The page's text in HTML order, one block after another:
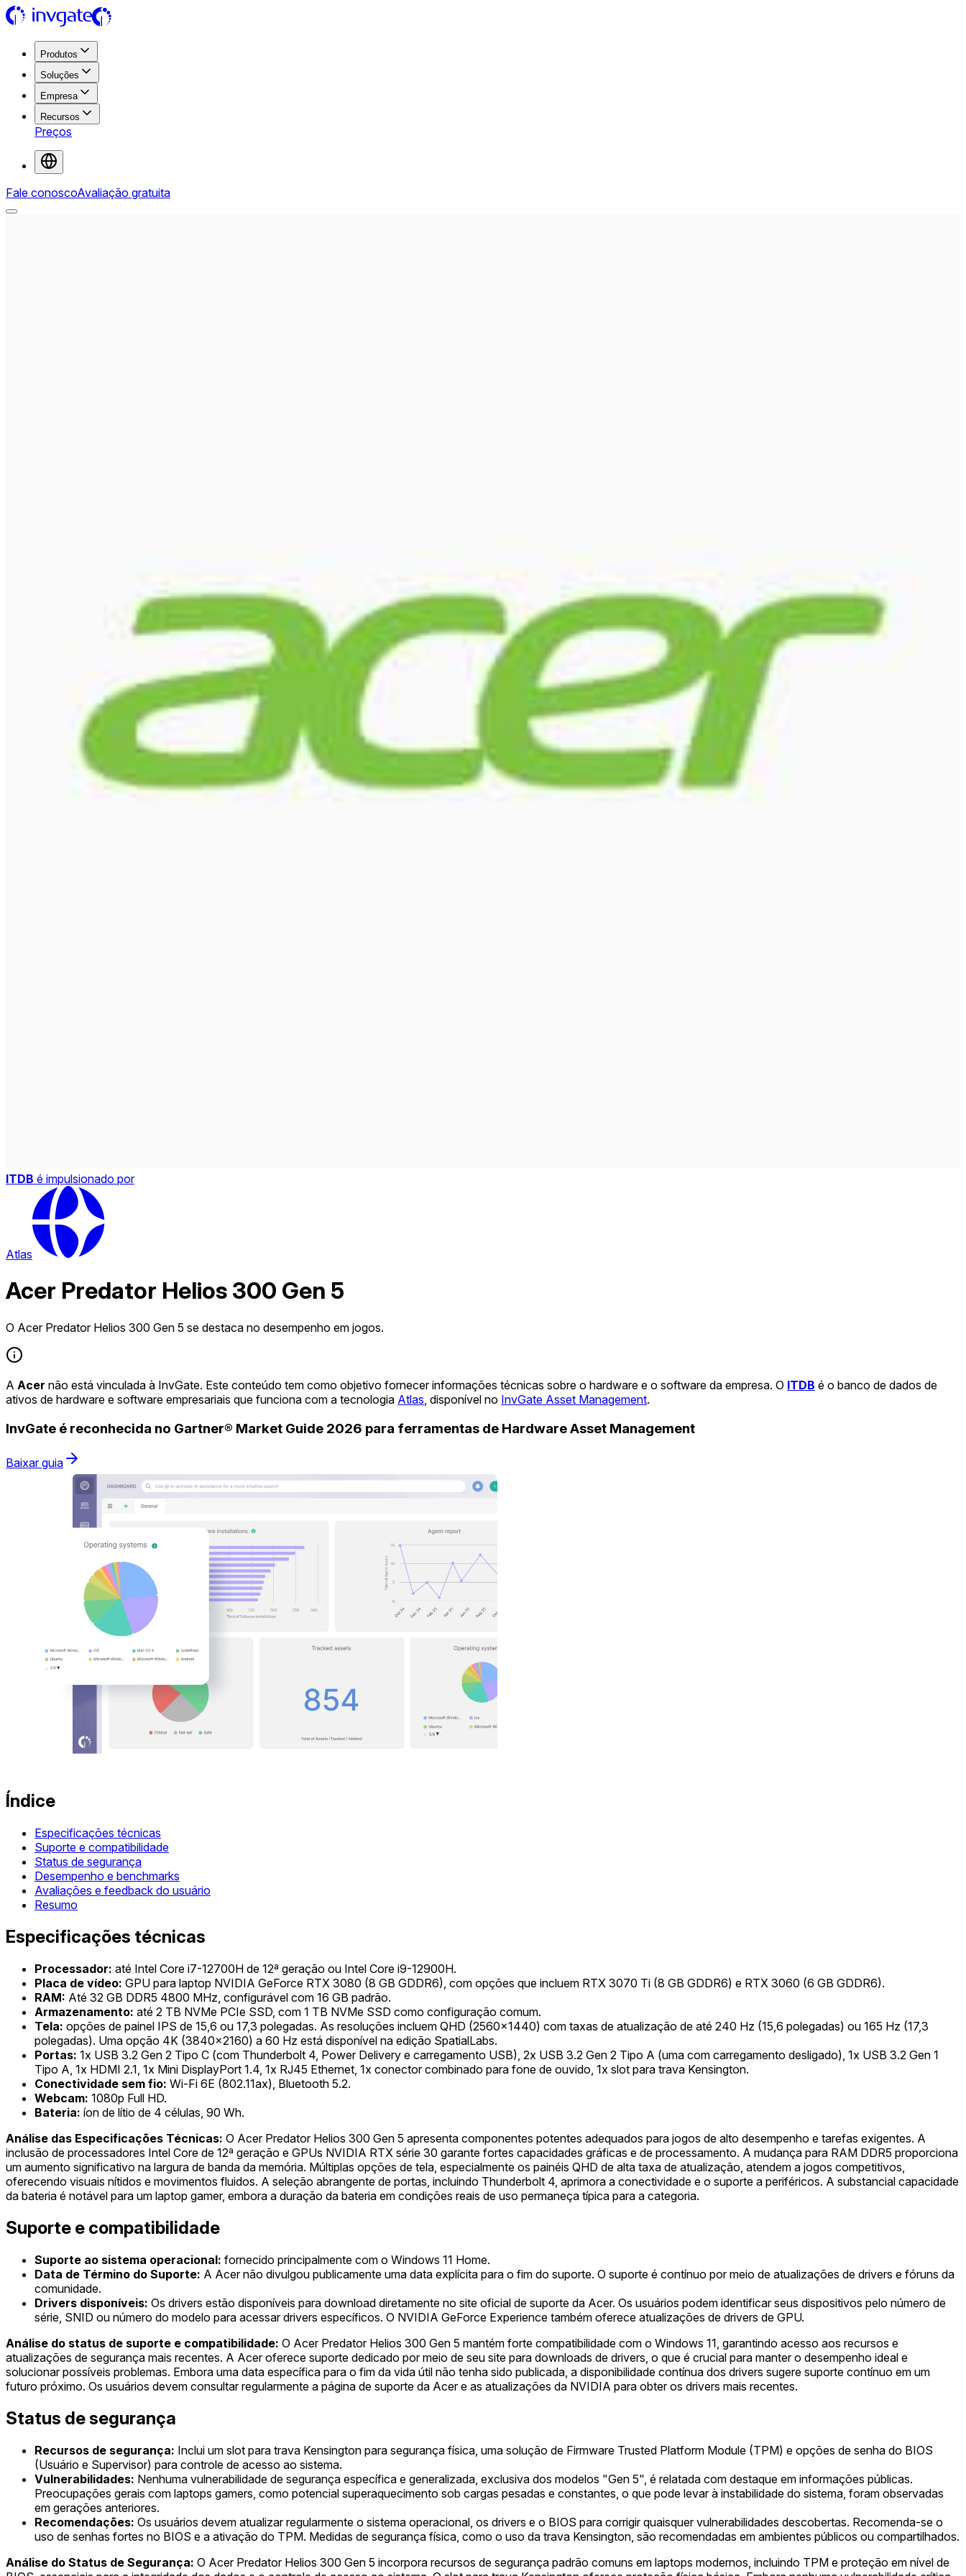
Produtos
Soluções
Empresa
Recursos
Preços
Fale conoscoAvaliação gratuita
ITDB é impulsionado por
Atlas
Acer Predator Helios 300 Gen 5
O Acer Predator Helios 300 Gen 5 se destaca no desempenho em jogos.
A Acer não está vinculada à InvGate. Este conteúdo tem como objetivo fornecer informações técnicas sobre o hardware e o software da empresa. O ITDB é o banco de dados de
ativos de hardware e software empresariais que funciona com a tecnologia Atlas , disponível no InvGate Asset Management.
InvGate é reconhecida no Gartner® Market Guide 2026 para ferramentas de Hardware Asset Management
Baixar guia
Índice
Especificações técnicas
Suporte e compatibilidade
Status de segurança
Desempenho e benchmarks
Avaliações e feedback do usuário
Resumo
Especificações técnicas
Processador: até Intel Core i7-12700H de 12ª geração ou Intel Core i9-12900H.
Placa de vídeo: GPU para laptop NVIDIA GeForce RTX 3080 (8 GB GDDR6), com opções que incluem RTX 3070 Ti (8 GB GDDR6) e RTX 3060 (6 GB GDDR6).
RAM: Até 32 GB DDR5 4800 MHz, configurável com 16 GB padrão.
Armazenamento: até 2 TB NVMe PCIe SSD, com 1 TB NVMe SSD como configuração comum.
Tela: opções de painel IPS de 15,6 ou 17,3 polegadas. As resoluções incluem QHD (2560x1440) com taxas de atualização de até 240 Hz (15,6 polegadas) ou 165 Hz (17,3
polegadas). Uma opção 4K (3840x2160) a 60 Hz está disponível na edição SpatialLabs.
Portas: 1x USB 3.2 Gen 2 Tipo C (com Thunderbolt 4, Power Delivery e carregamento USB), 2x USB 3.2 Gen 2 Tipo A (uma com carregamento desligado), 1x USB 3.2 Gen 1
Tipo A, 1x HDMI 2.1, 1x Mini DisplayPort 1.4, 1x RJ45 Ethernet, 1x conector combinado para fone de ouvido, 1x slot para trava Kensington.
Conectividade sem fio: Wi-Fi 6E (802.11ax), Bluetooth 5.2.
Webcam: 1080p Full HD.
Bateria: íon de lítio de 4 células, 90 Wh.
Análise das Especificações Técnicas: O Acer Predator Helios 300 Gen 5 apresenta componentes potentes adequados para jogos de alto desempenho e tarefas exigentes. A
inclusão de processadores Intel Core de 12ª geração e GPUs NVIDIA RTX série 30 garante fortes capacidades gráficas e de processamento. A mudança para RAM DDR5 proporciona
um aumento significativo na largura de banda da memória. Múltiplas opções de tela, especialmente os painéis QHD de alta taxa de atualização, atendem a jogos competitivos,
oferecendo visuais nítidos e movimentos fluidos. A seleção abrangente de portas, incluindo Thunderbolt 4, aprimora a conectividade e o suporte a periféricos. A substancial capacidade
da bateria é notável para um laptop gamer, embora a duração da bateria em condições reais de uso permaneça típica para a categoria.
Suporte e compatibilidade
Suporte ao sistema operacional: fornecido principalmente com o Windows 11 Home.
Data de Término do Suporte: A Acer não divulgou publicamente uma data explícita para o fim do suporte. O suporte é contínuo por meio de atualizações de drivers e fóruns da
comunidade.
Drivers disponíveis: Os drivers estão disponíveis para download diretamente no site oficial de suporte da Acer. Os usuários podem identificar seus dispositivos pelo número de
série, SNID ou número do modelo para acessar drivers específicos. O NVIDIA GeForce Experience também oferece atualizações de drivers de GPU.
Análise do status de suporte e compatibilidade: O Acer Predator Helios 300 Gen 5 mantém forte compatibilidade com o Windows 11, garantindo acesso aos recursos e
atualizações de segurança mais recentes. A Acer oferece suporte dedicado por meio de seu site para downloads de drivers, o que é crucial para manter o desempenho ideal e
solucionar possíveis problemas. Embora uma data específica para o fim da vida útil não tenha sido publicada, a disponibilidade contínua dos drivers sugere suporte contínuo em um
futuro próximo. Os usuários devem consultar regularmente a página de suporte da Acer e as atualizações da NVIDIA para obter os drivers mais recentes.
Status de segurança
Recursos de segurança: Inclui um slot para trava Kensington para segurança física, uma solução de Firmware Trusted Platform Module (TPM) e opções de senha do BIOS
(Usuário e Supervisor) para controle de acesso ao sistema.
Vulnerabilidades: Nenhuma vulnerabilidade de segurança específica e generalizada, exclusiva dos modelos "Gen 5", é relatada com destaque em informações públicas.
Preocupações gerais com laptops gamers, como potencial superaquecimento sob cargas pesadas e constantes, o que pode levar à instabilidade do sistema, foram observadas
em gerações anteriores.
Recomendações: Os usuários devem atualizar regularmente o sistema operacional, os drivers e o BIOS para corrigir quaisquer vulnerabilidades descobertas. Recomenda-se o
uso de senhas fortes no BIOS e a ativação do TPM. Medidas de segurança física, como o uso da trava Kensington, são recomendadas em ambientes públicos ou compartilhados.
Análise do Status de Segurança: O Acer Predator Helios 300 Gen 5 incorpora recursos de segurança padrão comuns em laptops modernos, incluindo TPM e proteção em nível de